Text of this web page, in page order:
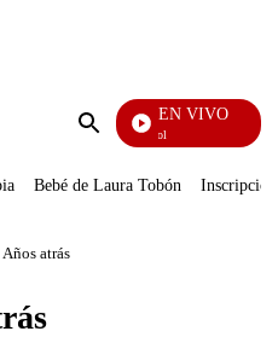
Enviar
EN VIVO
Noticias Caracol
Bebé de Laura Tobón
atrás